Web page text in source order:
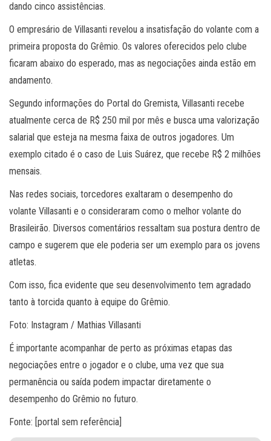
dando cinco assistências.
O empresário de Villasanti revelou a insatisfação do volante com a
primeira proposta do Grêmio. Os valores oferecidos pelo clube
ficaram abaixo do esperado, mas as negociações ainda estão em
andamento.
Segundo informações do Portal do Gremista, Villasanti recebe
atualmente cerca de R$ 250 mil por mês e busca uma valorização
salarial que esteja na mesma faixa de outros jogadores. Um
exemplo citado é o caso de Luis Suárez, que recebe R$ 2 milhões
mensais.
Nas redes sociais, torcedores exaltaram o desempenho do
volante Villasanti e o consideraram como o melhor volante do
Brasileirão. Diversos comentários ressaltam sua postura dentro de
campo e sugerem que ele poderia ser um exemplo para os jovens
atletas.
Com isso, fica evidente que seu desenvolvimento tem agradado
tanto à torcida quanto à equipe do Grêmio.
Foto: Instagram / Mathias Villasanti
É importante acompanhar de perto as próximas etapas das
negociações entre o jogador e o clube, uma vez que sua
permanência ou saída podem impactar diretamente o
desempenho do Grêmio no futuro.
Fonte: [portal sem referência]